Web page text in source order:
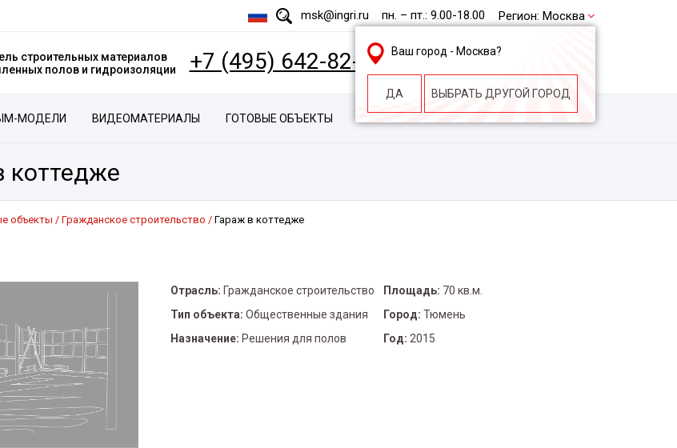
msk@ingri.ru пн. – пт.: 9.00-18.00 Регион: Москва
Ваш город - Москва?
ДА ВЫБРАТЬ ДРУГОЙ ГОРОД
строительных материалов
полов и гидроизоляции
+7 (495) 642-82-62
МОДЕЛИ ВИДЕОМАТЕРИАЛЫ ГОТОВЫЕ ОБЪЕКТЫ
коттедже
объекты Гражданское строительство Гараж в коттедже
Отрасль: Гражданское строительство Площадь: 70 кв.м.
Тип объекта: Общественные здания Город: Тюмень
Назначение: Решения для полов Год: 2015